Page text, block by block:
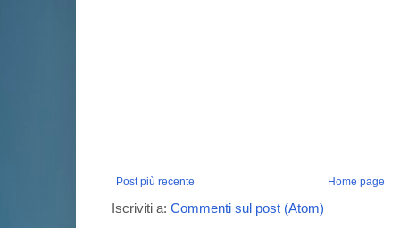
Post più recente Home page
Iscriviti a: Commenti sul post (Atom)